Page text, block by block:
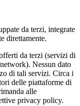
da terzi, integrate
direttamente.
da terzi (servizi di
Nessun dato
di tali servizi. Circa i
delle piattaforme di
alle
privacy policy.